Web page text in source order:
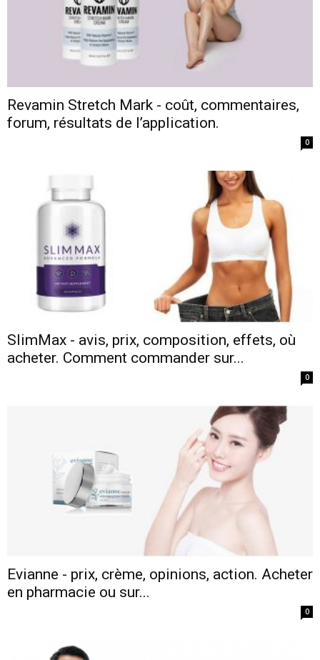
Revamin Stretch Mark - coût, commentaires,
forum, résultats de l’application.
0
SlimMax - avis, prix, composition, effets, où
acheter. Comment commander sur...
0
Evianne - prix, crème, opinions, action. Acheter
en pharmacie ou sur...
0